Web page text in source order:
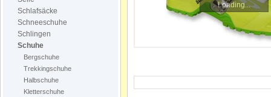
Loading...
Schlafsäcke
Schneeschuhe
Schlingen
Schuhe
Bergschuhe
Trekkingschuhe
Halbschuhe
Kletterschuhe